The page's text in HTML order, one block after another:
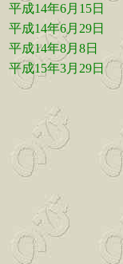
平成14年6月15日
平成14年6月29日
平成14年8月8日
平成15年3月29日